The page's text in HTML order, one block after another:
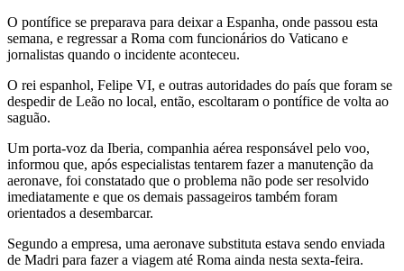
O pontífice se preparava para deixar a Espanha, onde passou esta
semana, e regressar a Roma com funcionários do Vaticano e
jornalistas quando o incidente aconteceu.
O rei espanhol, Felipe VI, e outras autoridades do país que foram se
despedir de Leão no local, então, escoltaram o pontífice de volta ao
saguão.
Um porta-voz da Iberia, companhia aérea responsável pelo voo,
informou que, após especialistas tentarem fazer a manutenção da
aeronave, foi constatado que o problema não pode ser resolvido
imediatamente e que os demais passageiros também foram
orientados a desembarcar.
Segundo a empresa, uma aeronave substituta estava sendo enviada
de Madri para fazer a viagem até Roma ainda nesta sexta-feira.